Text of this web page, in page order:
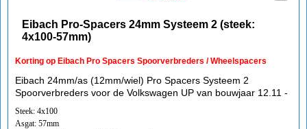
Eibach Pro-Spacers 24mm Systeem 2 (steek:
4x100-57mm)
Korting op Eibach Pro Spacers Spoorverbreders / Wheelspacers
Eibach 24mm/as (12mm/wiel) Pro Spacers Systeem 2
Spoorverbreders voor de Volkswagen UP van bouwjaar 12.11 -
Steek: 4x100
Asgat: 57mm